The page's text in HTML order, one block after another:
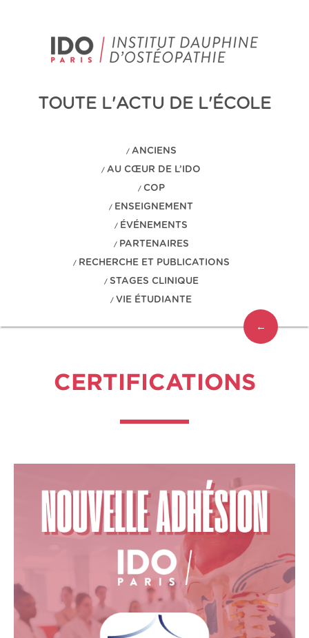
TOUTE L'ACTU DE L'ÉCOLE
/ ANCIENS
/ AU CŒUR DE L’IDO
/ COP
/ ENSEIGNEMENT
/ ÉVÉNEMENTS
/ PARTENAIRES
/ RECHERCHE ET PUBLICATIONS
/ STAGES CLINIQUE
/ VIE ÉTUDIANTE
←
CERTIFICATIONS